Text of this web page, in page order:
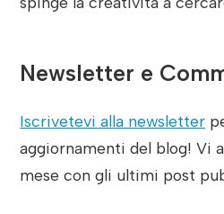
Newsletter e
Iscrivetevi alla newsletter
aggiornamenti del blog! Vi
mese con gli ultimi post